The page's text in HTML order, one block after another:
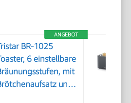
ANGEBOT
BR-1025
6 einstellbare
mit
und